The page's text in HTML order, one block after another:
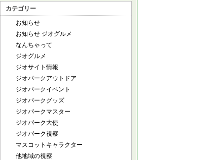
カテゴリー
お知らせ
お知らせ ジオグルメ
なんちゃって
ジオグルメ
ジオサイト情報
ジオパークアウトドア
ジオパークイベント
ジオパークグッズ
ジオパークマスター
ジオパーク大使
ジオパーク視察
マスコットキャラクター
他地域の視察